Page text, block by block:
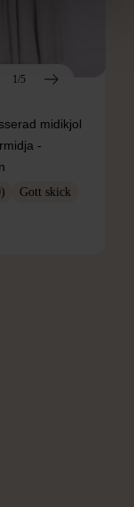
1/5
midikjol
-
Gott skick